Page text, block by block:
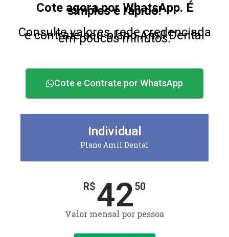
Cote agora por WhatsApp. É
simples e rápido!
Consulte valores, rede credenciada
e contrate seu plano Amil Dental
em poucos minutos.
Cote e Contrate por WhatsApp
Individual
Plano Amil Dental
R$4250
Valor mensal por pessoa